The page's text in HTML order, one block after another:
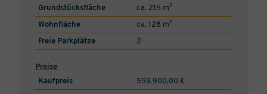
Grundstücksfläche
ca. 215 m²
Wohnfläche ca. 128 m²
Freie Parkplätze 2
Preise
Kaufpreis
559.900,00 €